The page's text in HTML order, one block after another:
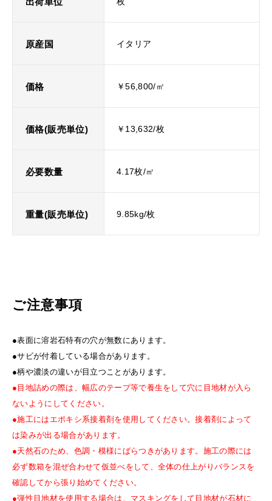
原産国 イタリア
価格 ￥56,800/㎡
価格(販売単位) ￥13,632/枚
必要数量 4.17枚/㎡
重量(販売単位) 9.85kg/枚
ご注意事項
●表面に溶岩石特有の穴が無数にあります。
●サビが付着している場合があります。
●柄や濃淡の違いが目立つことがあります。
●目地詰めの際は、幅広のテープ等で養生をして穴に目地材が入ら
ないようにしてください。
●施工にはエポキシ系接着剤を使用してください。接着剤によって
は染みが出る場合があります。
●天然石のため、色調・模様にばらつきがあります。施工の際には
必ず数箱を混ぜ合わせて仮並べをして、全体の仕上がりバランスを
確認してから張り始めてください。
●弾性目地材を使用する場合は、マスキングをして目地材が石材に